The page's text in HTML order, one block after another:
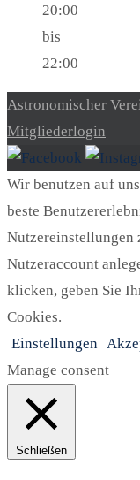
20:00
bis
22:00
Astronomischer
Mitgliederlogin
Wir benutzen auf
beste
Nutzereinstellungen
Nutzeraccount
klicken, geben Sie
Cookies.
Einstellungen
Manage consent
Schließen